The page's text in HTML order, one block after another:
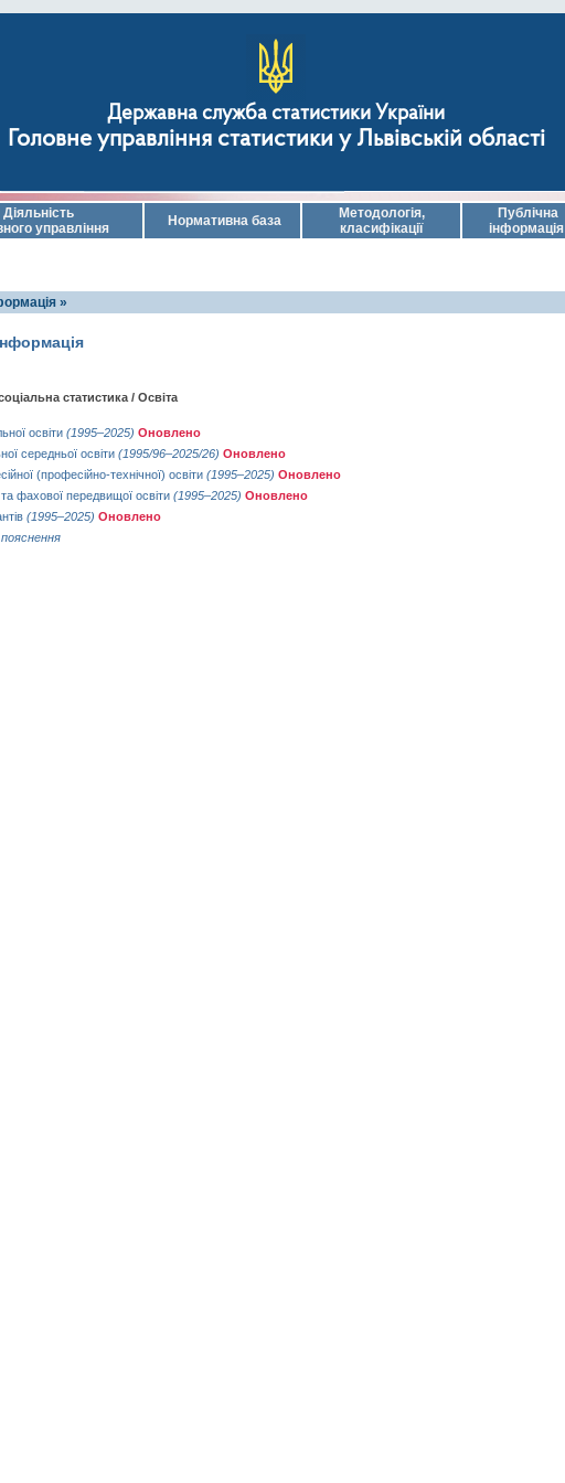
Державна служба статистики України
Головне управління статистики у Львівській області
Діяльність
управління
Нормативна база
Методологія,
класифікації
Публічна
інформація
»
статистика / Освіта
освіти (1995–2025) Оновлено
середньої освіти (1995/96–2025/26) Оновлено
(професійно-технічної) освіти (1995–2025) Оновлено
фахової передвищої освіти (1995–2025) Оновлено
(1995–2025) Оновлено